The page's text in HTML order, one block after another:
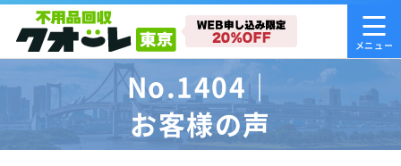
No.1404｜
お客様の声